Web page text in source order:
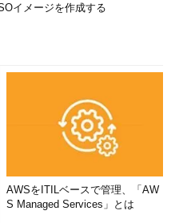
イメージを作成する
AWSをITILベースで管理、「AW
S Managed Services」とは